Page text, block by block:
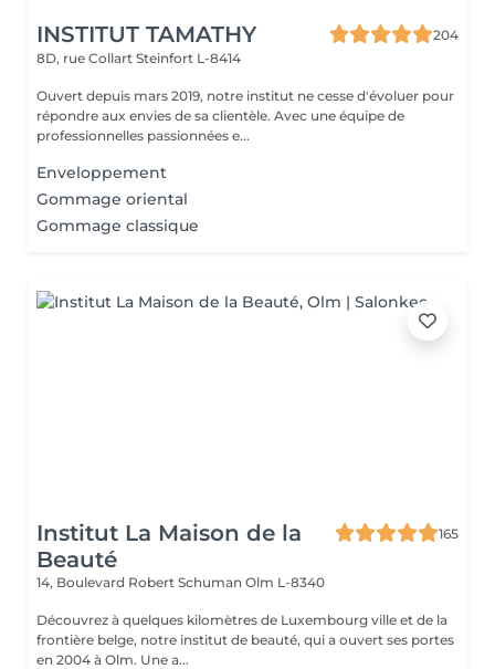
INSTITUT TAMATHY
204
8D, rue Collart Steinfort L-8414
Ouvert depuis mars 2019, notre institut ne cesse d'évoluer pour
répondre aux envies de sa clientèle. Avec une équipe de
professionnelles passionnées e...
Enveloppement
Gommage oriental
Gommage classique
Institut La Maison de la
Beauté
165
14, Boulevard Robert Schuman Olm L-8340
Découvrez à quelques kilomètres de Luxembourg ville et de la
frontière belge, notre institut de beauté, qui a ouvert ses portes
en 2004 à Olm. Une a...